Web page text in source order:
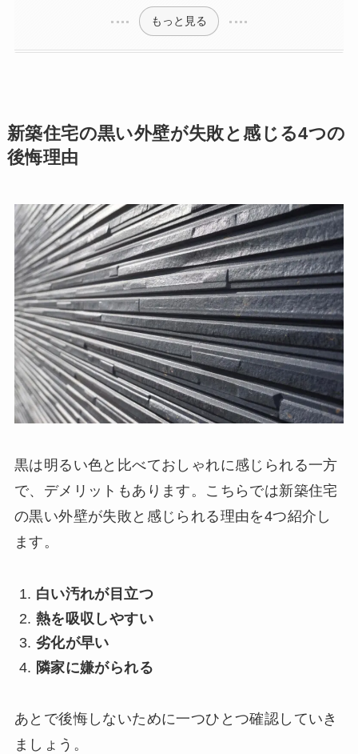
もっと見る
新築住宅の黒い外壁が失敗と感じる4つの
後悔理由
黒は明るい色と比べておしゃれに感じられる一方
で、デメリットもあります。こちらでは新築住宅
の黒い外壁が失敗と感じられる理由を4つ紹介し
ます。
白い汚れが目立つ
熱を吸収しやすい
劣化が早い
隣家に嫌がられる
あとで後悔しないために一つひとつ確認していき
ましょう。